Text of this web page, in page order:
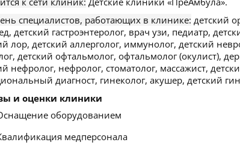
специалистов, работающих в клинике: детский
детский гастроэнтеролог, врач узи, педиатр,
лор, детский аллерголог, иммунолог, детский
детский офтальмолог, офтальмолог (окулист),
нефролог, нефролог, стоматолог, массажист,
диагност, гинеколог, акушер, детский
и оценки клиники
оборудованием
медперсонала